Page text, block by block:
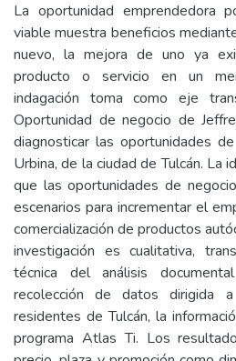
La oportunidad emprendedora
viable muestra beneficios
nuevo, la mejora de uno ya
producto o servicio en un
indagación toma como eje
Oportunidad de negocio de
diagnosticar las oportunidades
Urbina, de la ciudad de Tulcán. La
que las oportunidades de
escenarios para incrementar el
comercialización de productos
investigación es cualitativa,
técnica del análisis
recolección de datos dirigida
residentes de Tulcán, la
programa Atlas Ti. Los